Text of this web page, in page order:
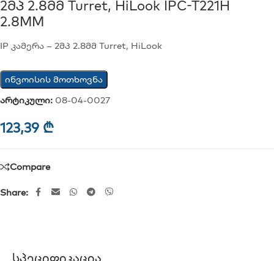
2მპ 2.8მმ Turret, HiLook IPC-T221H
2.8MM
IP კამერა – 2მპ 2.8მმ Turret, HiLook
ინვოისის მოთხოვნა
არტიკული: 08-04-0027
123,39 ₾
Compare
Share:
Სპეციფიკაცია